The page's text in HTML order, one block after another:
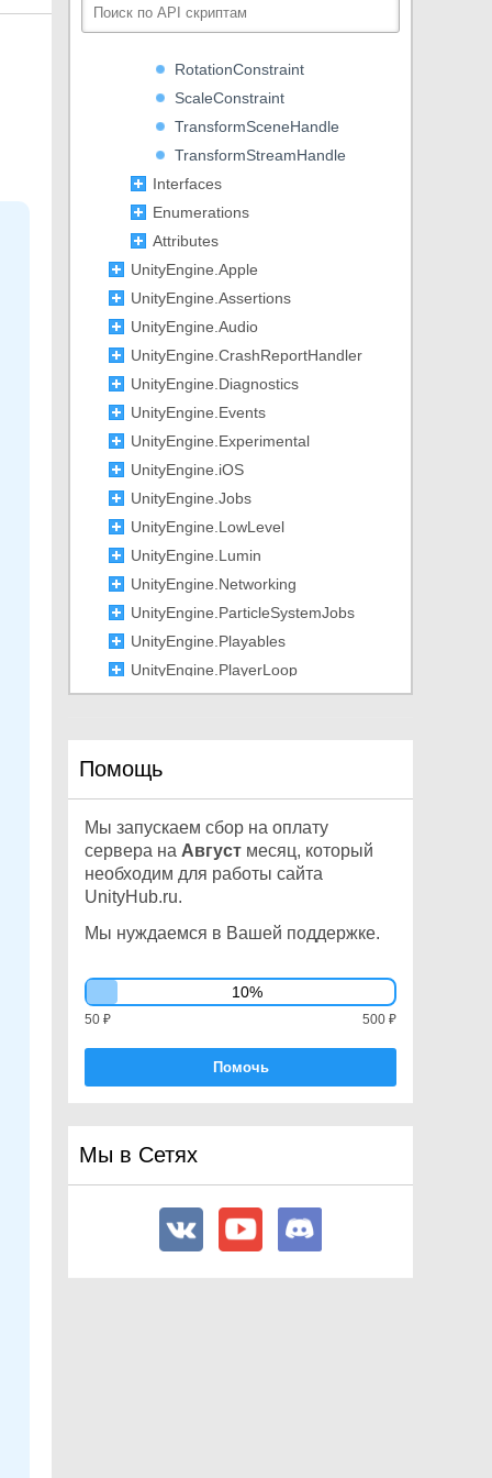
PropertySceneHandle
RotationConstraint
ScaleConstraint
TransformSceneHandle
TransformStreamHandle
Interfaces
Enumerations
Attributes
UnityEngine.Apple
UnityEngine.Assertions
UnityEngine.Audio
UnityEngine.CrashReportHandler
UnityEngine.Diagnostics
UnityEngine.Events
UnityEngine.Experimental
UnityEngine.iOS
UnityEngine.Jobs
UnityEngine.LowLevel
UnityEngine.Lumin
UnityEngine.Networking
UnityEngine.ParticleSystemJobs
UnityEngine.Playables
UnityEngine.PlayerLoop
UnityEngine.Profiling
UnityEngine.Scripting
UnityEngine.Serialization
UnityEngine.SocialPlatforms
UnityEngine.Sprites
UnityEngine.SubsystemsImplementati
on
UnityEngine.TestTools
UnityEngine.TextCore
UnityEngine.tvOS
UnityEngine.U2D
UnityEngine.VFX
UnityEngine.Windows
UnityEngine.WSA
Помощь
Мы запускаем сбор на оплату
сервера на Август месяц, который
необходим для работы сайта
UnityHub.ru.
Мы нуждаемся в Вашей поддержке.
10%
500 ₽
50 ₽
Помочь
Мы в Сетях